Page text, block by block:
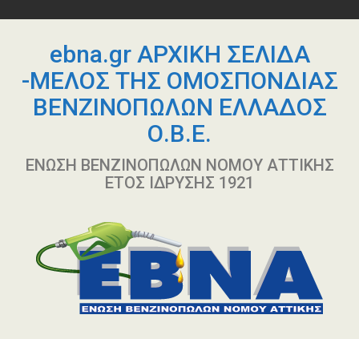
περιεχόμενοebna.gr ΑΡΧΙΚΗ ΣΕΛΙΔΑ
-ΜΕΛΟΣ ΤΗΣ ΟΜΟΣΠΟΝΔΙΑΣ
ΒΕΝΖΙΝΟΠΩΛΩΝ ΕΛΛΑΔΟΣ
Ο.Β.Ε.
ΕΝΩΣΗ ΒΕΝΖΙΝΟΠΩΛΩΝ ΝΟΜΟΥ ΑΤΤΙΚΗΣ
ΕΤΟΣ ΙΔΡΥΣΗΣ 1921